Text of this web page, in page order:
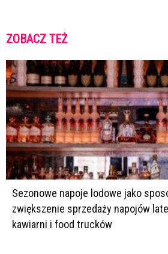
ZOBACZ TEŻ
Sezonowe napoje lodowe jako
zwiększenie sprzedaży napojów
kawiarni i food trucków